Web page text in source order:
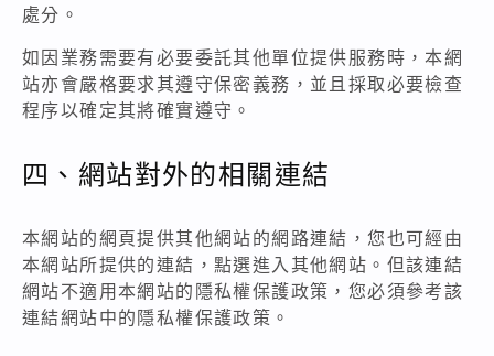
處分。
如因業務需要有必要委託其他單位提供服務時，本網
站亦會嚴格要求其遵守保密義務，並且採取必要檢查
程序以確定其將確實遵守。
四、網站對外的相關連結
本網站的網頁提供其他網站的網路連結，您也可經由
本網站所提供的連結，點選進入其他網站。但該連結
網站不適用本網站的隱私權保護政策，您必須參考該
連結網站中的隱私權保護政策。